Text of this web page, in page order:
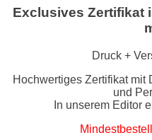
Exclusives Zertifikat
Druck +
Hochwertiges Zertifikat mit
und
In unserem Editor